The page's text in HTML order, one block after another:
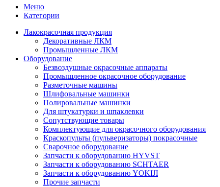
Меню
Категории
Лакокрасочная продукция
Декоративные ЛКМ
Промышленные ЛКМ
Оборудование
Безвоздушные окрасочные аппараты
Промышленное окрасочное оборудование
Разметочные машины
Шлифовальные машинки
Полировальные машинки
Для штукатурки и шпаклевки
Сопутствующие товары
Комплектующие для окрасочного оборудования
Краскопульты (пульверизаторы) покрасочные
Сварочное оборудование
Запчасти к оборудованию HYVST
Запчасти к оборудованию SCHTAER
Запчасти к оборудованию YOKIJI
Прочие запчасти